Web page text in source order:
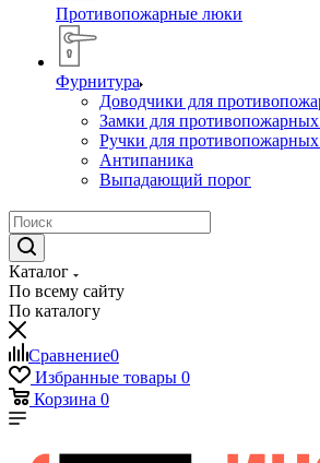
Противопожарные люки
Фурнитура
Доводчики для
Замки для противопожарных
Ручки для противопожарных
Антипаника
Выпадающий порог
Каталог
По всему сайту
По каталогу
Сравнение0
Избранные товары 0
Корзина 0